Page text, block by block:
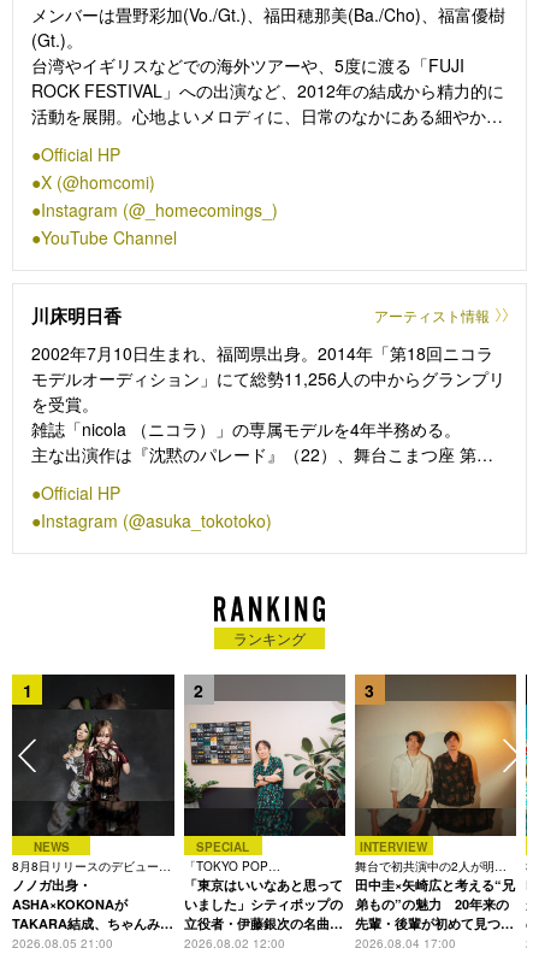
メンバーは畳野彩加(Vo./Gt.)、福田穂那美(Ba./Cho)、福富優樹
(Gt.)。
台湾やイギリスなどでの海外ツアーや、5度に渡る「FUJI
ROCK FESTIVAL」への出演など、2012年の結成から精力的に
活動を展開。心地よいメロディに、日常のなかにある細やかな
じさせる歌声が聞く人の耳に寄り添う音楽で支持を広げてい
る。
2017年からは、イラストレーター・サヌキナオヤ氏と共同で、
映画と音楽のイベント「New Neighbors」をスタート。彼女た
ちがセレクトした映画の上映と映画にちなんだアコースティッ
クライブの二本立てイベントを主催。2019年には映画『リズと
青い鳥』、映画『愛がなんだ』の主題歌を担当。Vo畳野は、く
るりやASIAN KUNG-FU GENERATIONの楽曲にゲストボーカ
ルで参加するなど、活動の幅を広げている。2021年IRORI
Recordsよりメジャーデビュー、昨年2023年にメジャー2ndア
ルバム『New Neighbors』をリリース。
Official HP
X (@homcomi)
Instagram (@_homecomings_)
YouTube Channel
川床明日香 アーティスト情報
2002年7月10日生まれ、福岡県出身。2014年「第18回ニコラ
モデルオーディション」にて総勢11,256人の中からグランプリ
を受賞。
雑誌「nicola （ニコラ）」の専属モデルを4年半務める。
主な出演作は『沈黙のパレード』（22）、舞台こまつ座 第
レビ『先生さようなら』（24）、フジテレビ『LOVED ONE』
（26）、NHK連続テレビ小説『虎に翼』（24）など。NHK-
FM『サカナクション・山口一郎 ～Night Fishing Radio～』に
Official HP
Instagram (@asuka_tokotoko)
ランキング
1
NEWS
8月8日リリースのデビュー曲
は「Time is money」
ノノガ出身・
ASHA×KOKONAが
TAKARA結成、ちゃんみな
主宰レーベル第2弾アーテ
2026.08.05 21:00
2
SPECIAL
「TOKYO POP
CHRONICLE」特集
「東京はいいなあと思って
いました」シティポップの
立役者・伊藤銀次の名曲回
想録
2026.08.02 12:00
3
INTERVIEW
舞台で初共演中の2人が明か
す、今の自分をつくる恩人の
存在
田中圭×矢崎広と考える“兄
弟もの”の魅力 20年来の
先輩・後輩が初めて見つけ
た互いの共通点とは
2026.08.04 17:00
3